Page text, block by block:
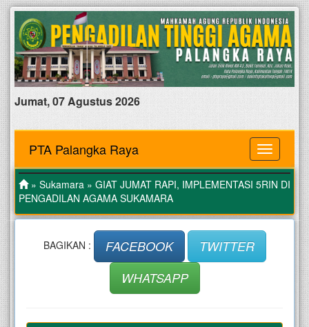
Jumat, 07 Agustus 2026
MENU
PTA Palangka Raya
» Sukamara » GIAT JUMAT RAPI, IMPLEMENTASI 5RIN DI
PENGADILAN AGAMA SUKAMARA
BAGIKAN : FACEBOOK
TWITTER
WHATSAPP